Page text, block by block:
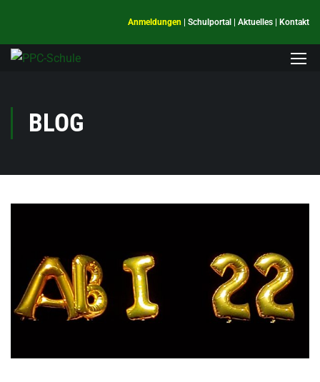
Anmeldungen Schulportal Aktuelles Kontakt
BLOG